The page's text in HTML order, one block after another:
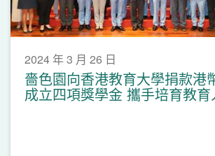
2024 年 3 月 26 日
嗇色園向香港教育大學捐款港
成立四項獎學金 攜手培育教育